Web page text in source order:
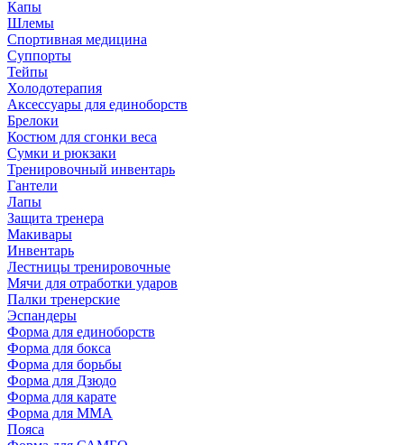
Капы
Шлемы
Спортивная медицина
Суппорты
Тейпы
Холодотерапия
Аксессуары для единоборств
Брелоки
Костюм для сгонки веса
Сумки и рюкзаки
Тренировочный инвентарь
Гантели
Лапы
Защита тренера
Макивары
Инвентарь
Лестницы тренировочные
Мячи для отработки ударов
Палки тренерские
Эспандеры
Форма для единоборств
Форма для бокса
Форма для борьбы
Форма для Дзюдо
Форма для карате
Форма для MMA
Пояса